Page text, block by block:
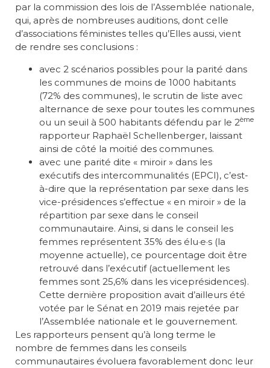
par la commission des lois de l’Assemblée nationale,
qui, après de nombreuses auditions, dont celle
d’associations féministes telles qu’Elles aussi, vient
de rendre ses conclusions :
avec 2 scénarios possibles pour la parité dans
les communes de moins de 1000 habitants
(72% des communes), le scrutin de liste avec
alternance de sexe pour toutes les communes
ou un seuil à 500 habitants défendu par le 2ème
rapporteur Raphaël Schellenberger, laissant
ainsi de côté la moitié des communes.
avec une parité dite « miroir » dans les
exécutifs des intercommunalités (EPCI), c’est-
à-dire que la représentation par sexe dans les
vice-présidences s’effectue « en miroir » de la
répartition par sexe dans le conseil
communautaire. Ainsi, si dans le conseil les
femmes représentent 35% des élu·e·s (la
moyenne actuelle), ce pourcentage doit être
retrouvé dans l’exécutif (actuellement les
femmes sont 25,6% dans les viceprésidences).
Cette dernière proposition avait d’ailleurs été
votée par le Sénat en 2019 mais rejetée par
l’Assemblée nationale et le gouvernement.
Les rapporteurs pensent qu’à long terme le
nombre de femmes dans les conseils
communautaires évoluera favorablement donc leur